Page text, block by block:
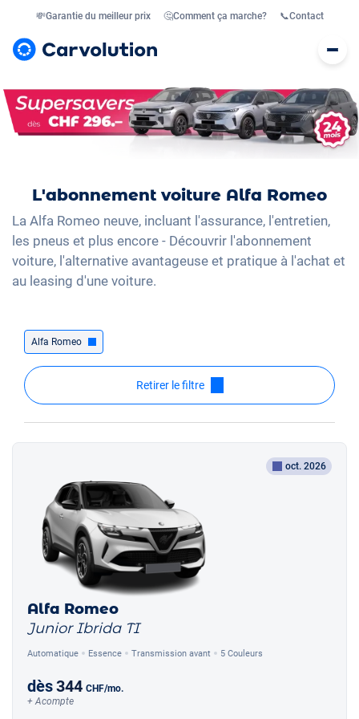
💸Garantie du meilleur prix 🤔Comment ça marche? 📞Contact
L'abonnement voiture Alfa Romeo
La Alfa Romeo neuve, incluant l'assurance, l'entretien,
les pneus et plus encore - Découvrir l'abonnement
voiture, l'alternative avantageuse et pratique à l'achat et
au leasing d'une voiture.
Alfa Romeo
Retirer le filtre
oct. 2026
Alfa Romeo
Junior Ibrida TI
Automatique Essence Transmission avant 5 Couleurs
dès344 CHF/mo.
+ Acompte